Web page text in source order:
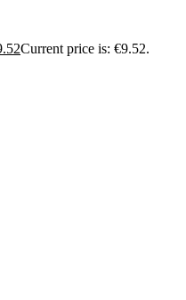
Current price is: €9.52.